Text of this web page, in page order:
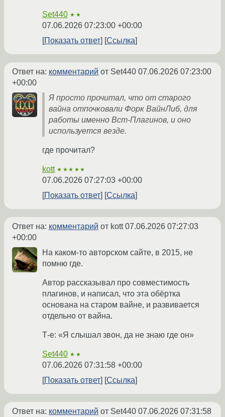
Set440 ★★
07.06.2026 07:23:00 +00:00
Показать ответ
Ссылка
Ответ на: комментарий от Set440 07.06.2026 07:23:00
+00:00
Я просто прочитал, что от старого
вайна отпочковали Форк ВайнЛиб, для
работы именно Вст-Плагинов, и оно
используется везде.
где прочитал?
kott ★★★★★
07.06.2026 07:27:03 +00:00
Показать ответ
Ссылка
Ответ на: комментарий от kott07.06.2026 07:27:03
+00:00
На каком-то авторском сайте, в 2015, не
помню где.
Автор рассказывал про совместимость
плагинов, и написал, что эта обёртка
основана на старом вайне, и развивается
отдельно от вайна.
Т-е: «Я слышал звон, да не знаю где он»
Set440 ★★
07.06.2026 07:31:58 +00:00
Показать ответ
Ссылка
Ответ на: комментарий от Set440 07.06.2026 07:31:58